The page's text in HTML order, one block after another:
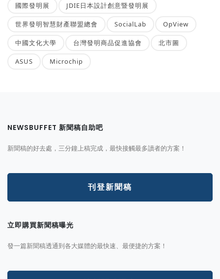
國際發明展 JDIE日本設計創意暨發明展
世界發明智慧財產聯盟總會 SocialLab OpView
中國文化大學 台灣發明商品促進協會 北市圖
ASUS Microchip
NEWSBUFFET 新聞稿自助吧
新聞稿的好去處，三分鐘上稿完成，最快接觸最多讀者的方案！
刊登新聞稿
立即購買新聞稿曝光
發一篇新聞稿透通到各大媒體的最快速、最便捷的方案！